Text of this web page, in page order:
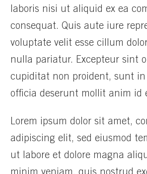
laboris nisi ut aliquid ex ea
consequat. Quis aute iure
voluptate velit esse cillum
nulla pariatur. Excepteur sint
cupiditat non proident, sunt
officia deserunt mollit anim id
Lorem ipsum dolor sit amet,
adipiscing elit, sed eiusmod
ut labore et dolore magna